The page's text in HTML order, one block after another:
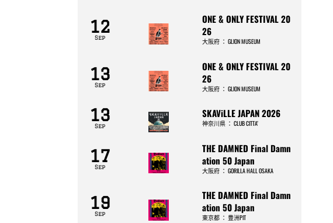
12
Sep
ONE & ONLY FESTIVAL 20
26
大阪府： GLION MUSEUM
13
Sep
ONE & ONLY FESTIVAL 20
26
大阪府： GLION MUSEUM
13
Sep
SKAViLLE JAPAN 2026
神奈川県： CLUB CITTA’
17
Sep
THE DAMNED Final Damn
ation 50 Japan
大阪府： GORILLA HALL OSAKA
19
Sep
THE DAMNED Final Damn
ation 50 Japan
東京都： 豊洲PIT